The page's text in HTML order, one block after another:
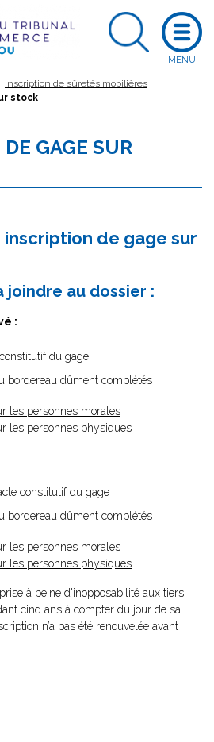
Inscription de sûretés mobilières
stock
GAGE SUR
de gage sur
joindre au dossier :
:
du gage
bordereau dûment complétés
les personnes morales
les personnes physiques
constitutif du gage
bordereau dûment complétés
les personnes morales
les personnes physiques
à peine d'inopposabilité aux tiers.
cinq ans à compter du jour de sa
n’a pas été renouvelée avant